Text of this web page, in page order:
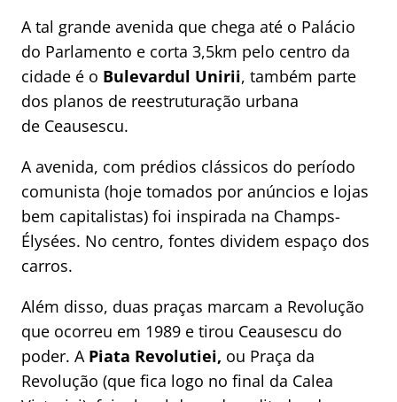
A tal grande avenida que chega até o Palácio
do Parlamento e corta 3,5km pelo centro da
cidade é o Bulevardul Unirii, também parte
dos planos de reestruturação urbana
de Ceausescu.
A avenida, com prédios clássicos do período
comunista (hoje tomados por anúncios e lojas
bem capitalistas) foi inspirada na Champs-
Élysées. No centro, fontes dividem espaço dos
carros.
Além disso, duas praças marcam a Revolução
que ocorreu em 1989 e tirou Ceausescu do
poder. A Piata Revolutiei, ou Praça da
Revolução (que fica logo no final da Calea